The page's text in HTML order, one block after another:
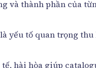
và thành phần của
yếu tố quan trọng
hài hòa giúp